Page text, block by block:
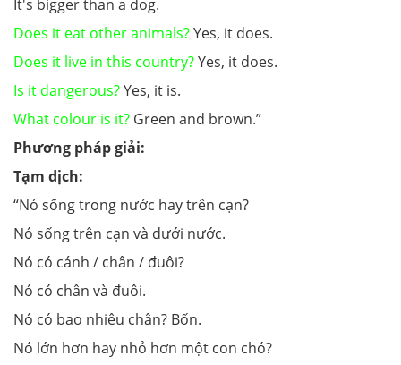
It's bigger than a dog.
Does it eat other animals?Yes, it does.
Does it live in this country?Yes, it does.
Is it dangerous?Yes, it is.
What colour is it? Green and brown.”
Phương pháp giải:
Tạm dịch:
“Nó sống trong nước hay trên cạn?
Nó sống trên cạn và dưới nước.
Nó có cánh / chân / đuôi?
Nó có chân và đuôi.
Nó có bao nhiêu chân? Bốn.
Nó lớn hơn hay nhỏ hơn một con chó?